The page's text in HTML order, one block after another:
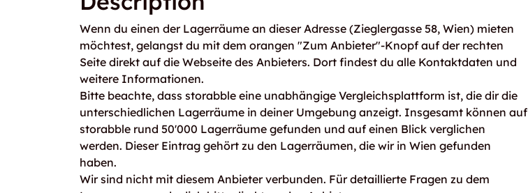
Wenn du einen der Lagerräume an dieser Adresse (Zieglergasse 58, Wien) mieten
möchtest, gelangst du mit dem orangen "Zum Anbieter"-Knopf auf der rechten
Seite direkt auf die Webseite des Anbieters. Dort findest du alle Kontaktdaten und
weitere Informationen.
Bitte beachte, dass storabble eine unabhängige Vergleichsplattform ist, die dir die
unterschiedlichen Lagerräume in deiner Umgebung anzeigt. Insgesamt können auf
storabble rund 50'000 Lagerräume gefunden und auf einen Blick verglichen
werden. Dieser Eintrag gehört zu den Lagerräumen, die wir in Wien gefunden
haben.
Wir sind nicht mit diesem Anbieter verbunden. Für detaillierte Fragen zu dem